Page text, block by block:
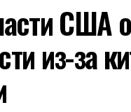
США
из-за